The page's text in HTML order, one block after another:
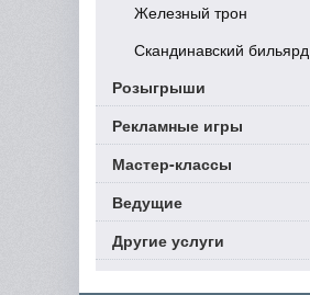
Железный трон
Скандинавский бильярд
Розыгрыши
Рекламные игры
Мастер-классы
Ведущие
Другие услуги